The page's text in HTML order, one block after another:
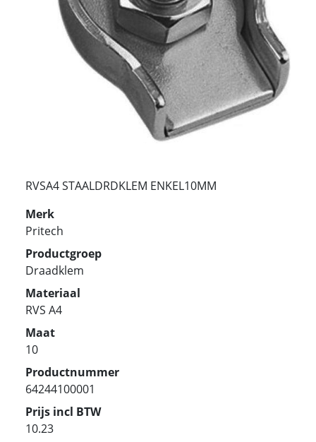
RVSA4 STAALDRDKLEM ENKEL10MM
Merk
Pritech
Productgroep
Draadklem
Materiaal
RVS A4
Maat
10
Productnummer
64244100001
Prijs incl BTW
10.23